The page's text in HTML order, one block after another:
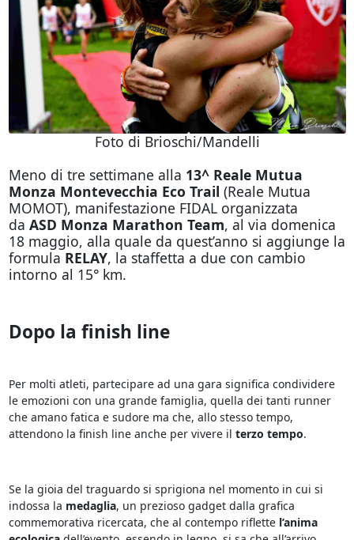
Foto di Brioschi/Mandelli
Meno di tre settimane alla 13^ Reale Mutua
Monza Montevecchia Eco Trail (Reale Mutua
MOMOT), manifestazione FIDAL organizzata
da ASD Monza Marathon Team, al via domenica
18 maggio, alla quale da quest’anno si aggiunge la
formula RELAY, la staffetta a due con cambio
intorno al 15° km.
Dopo la finish line
Per molti atleti, partecipare ad una gara significa condividere
le emozioni con una grande famiglia, quella dei tanti runner
che amano fatica e sudore ma che, allo stesso tempo,
attendono la finish line anche per vivere il terzo tempo.
Se la gioia del traguardo si sprigiona nel momento in cui si
indossa la medaglia, un prezioso gadget dalla grafica
commemorativa ricercata, che al contempo riflette l’anima